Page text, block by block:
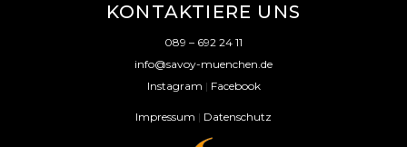
KONTAKTIERE UNS
089 – 692 24 11
info@savoy-muenchen.de
Instagram | Facebook
Impressum | Datenschutz